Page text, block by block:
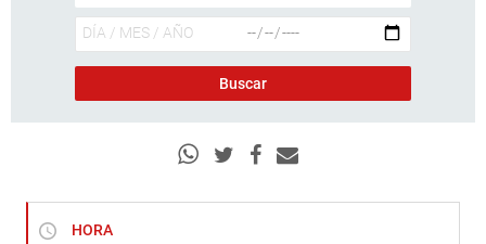
HORA